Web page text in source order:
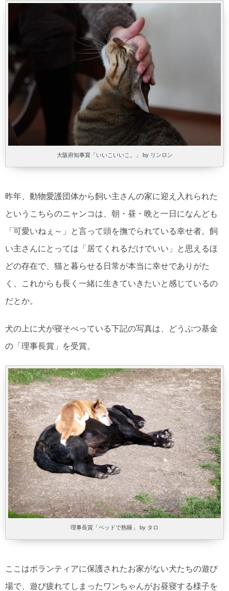
大阪府知事賞「いいこいいこ。」 by リンロン
昨年、動物愛護団体から飼い主さんの家に迎え入れられた
というこちらのニャンコは、朝・昼・晩と一日になんども
「可愛いねぇ～」と言って頭を撫でられている幸せ者。飼
い主さんにとっては「居てくれるだけでいい」と思えるほ
どの存在で、猫と暮らせる日常が本当に幸せでありがた
く、これからも長く一緒に生きていきたいと感じているの
だとか。
犬の上に犬が寝そべっている下記の写真は、どうぶつ基金
の「理事長賞」を受賞。
理事長賞「ベッドで熟睡」 by タロ
ここはボランティアに保護されたお家がない犬たちの遊び
場で、遊び疲れてしまったワンちゃんがお昼寝する様子を